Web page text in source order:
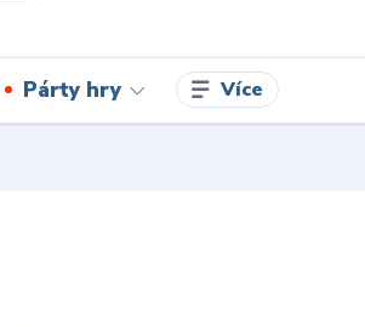
Párty hry Více